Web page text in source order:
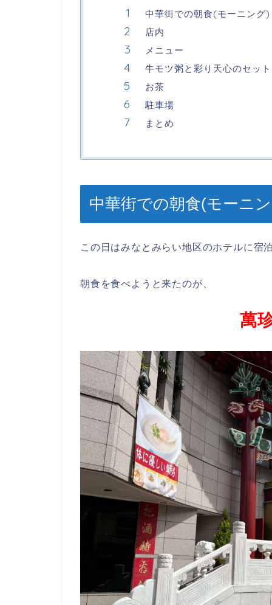
中華街での朝食(モーニング)
店内
メニュー
牛モツ粥と彩り天心のセット
お茶
駐車場
まとめ
中華街での朝食(モーニ
この日はみなとみらい地区のホテルに宿
朝食を食べようと来たのが、
萬